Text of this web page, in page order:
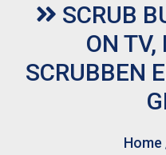
SCRUB
ON TV,
SCRUBBEN
Home